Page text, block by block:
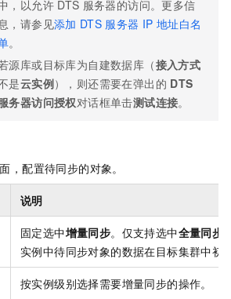
，以允许 DTS 服务器的访问。更多信
，请参见添加 DTS 服务器 IP 地址白名
。
源库或目标库为自建数据库（接入方式
是云实例），则还需要在弹出的 DTS
务器访问授权对话框单击测试连接。
，配置待同步的对象。
说明
固定选中增量同步。仅支持选中全量同步
实例中待同步对象的数据在目标集群中
按实例级别选择需要增量同步的操作。